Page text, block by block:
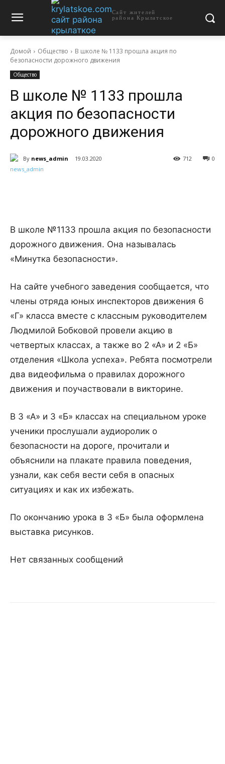
Сайт жителей
района Крылатское
Домой Общество
В школе № 1133 прошла акция по
безопасности дорожного движения
Общество
В школе № 1133 прошла
акция по безопасности
дорожного движения
By news_admin 19.03.2020 0
712
В школе №1133 прошла акция по безопасности
дорожного движения. Она называлась
«Минутка безопасности».
На сайте учебного заведения сообщается, что
члены отряда юных инспекторов движения 6
«Г» класса вместе с классным руководителем
Людмилой Бобковой провели акцию в
четвертых классах, а также во 2 «А» и 2 «Б»
отделения «Школа успеха». Ребята посмотрели
два видеофильма о правилах дорожного
движения и поучаствовали в викторине.
В 3 «А» и 3 «Б» классах на специальном уроке
ученики прослушали аудиоролик о
безопасности на дороге, прочитали и
объяснили на плакате правила поведения,
узнали, как себя вести себя в опасных
ситуациях и как их избежать.
По окончанию урока в 3 «Б» была оформлена
выставка рисунков.
Нет связанных сообщений